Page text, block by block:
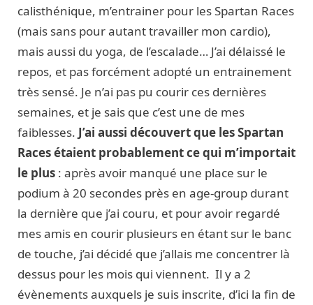
calisthénique, m’entrainer pour les Spartan Races
(mais sans pour autant travailler mon cardio),
mais aussi du yoga, de l’escalade… J’ai délaissé le
repos, et pas forcément adopté un entrainement
très sensé. Je n’ai pas pu courir ces dernières
semaines, et je sais que c’est une de mes
faiblesses. J’ai aussi découvert que les Spartan
Races étaient probablement ce qui m’importait
le plus : après avoir manqué une place sur le
podium à 20 secondes près en age-group durant
la dernière que j’ai couru, et pour avoir regardé
mes amis en courir plusieurs en étant sur le banc
de touche, j’ai décidé que j’allais me concentrer là
dessus pour les mois qui viennent. Il y a 2
évènements auxquels je suis inscrite, d’ici la fin de